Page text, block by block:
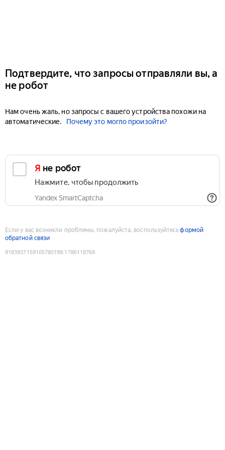
Подтвердите, что запросы отправляли вы, а
не робот
Нам очень жаль, но запросы с вашего устройства похожи на
автоматические.
Почему это могло произойти?
Я не робот
Нажмите, чтобы продолжить
Yandex SmartCaptcha
Если у вас возникли проблемы, пожалуйста, воспользуйтесьформой
обратной связи
9183937159105780199:1786118769